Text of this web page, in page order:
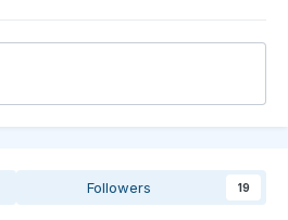
Followers 19